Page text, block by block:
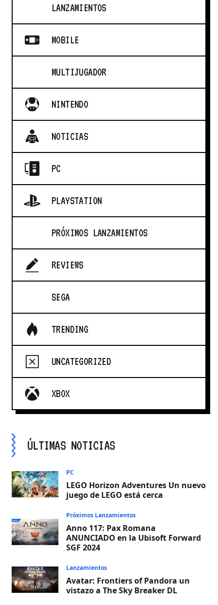
LANZAMIENTOS
MOBILE
MULTIJUGADOR
NINTENDO
NOTICIAS
PC
PLAYSTATION
PRÓXIMOS LANZAMIENTOS
REVIEWS
SEGA
TRENDING
UNCATEGORIZED
XBOX
ÚLTIMAS NOTICIAS
PC
LEGO Horizon Adventures Un nuevo
juego de LEGO está cerca
Próximos Lanzamientos
Anno 117: Pax Romana
ANUNCIADO en la Ubisoft Forward
SGF 2024
Lanzamientos
Avatar: Frontiers of Pandora un
vistazo a The Sky Breaker DL